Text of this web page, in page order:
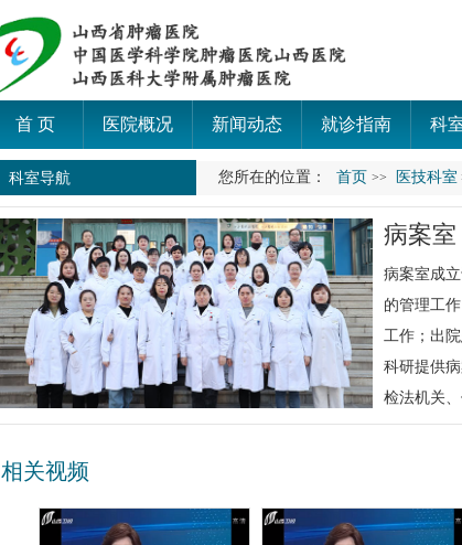
首 页 医院概况 新闻动态 就诊指南 科
您所在的位置： 首页 >> 医技科室
科室导航
病案室
病案室成
的管理工
工作；出
科研提供
检法机关
相关视频